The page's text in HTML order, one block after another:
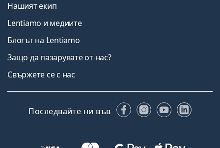
Нашият екип
Lentiamo и медиите
Блогът на Lentiamo
Защо да пазарувате от нас?
Свържете се с нас
Последвайте ни във FacebookInstagram
YouTube